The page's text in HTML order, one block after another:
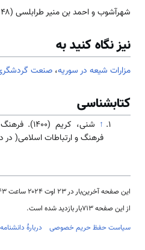
شهرآشوب و احمد بن منیر طرابلسی (۵۴۸ق) قرار دارد.
نیز نگاه کنید به
مزارات شیعه در سوریه، صنعت
کتابشناسی
↑
شنی، کریم
فرهنگ و ارتباطات اسلامی( در
این صفحه آخرین‌بار در ‏۲۳ اوت ۲۰۲۴ ساعت ‏۱۲:۴۳ ویرایش شده است.
از این صفحه ۷۱۳بار بازدید شده است.
سیاست حفظ حریم خصوصی
دربارهٔ